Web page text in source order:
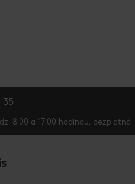
35
8:00 a 17:00 hodinou, bezplatná